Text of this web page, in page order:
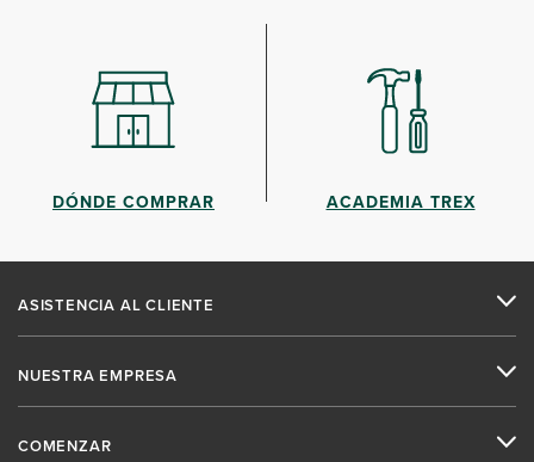
DÓNDE COMPRAR ACADEMIA TREX
ASISTENCIA AL CLIENTE
NUESTRA EMPRESA
COMENZAR